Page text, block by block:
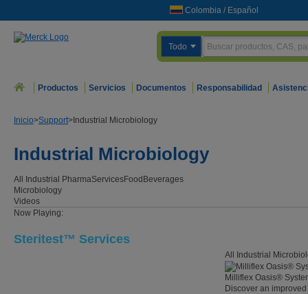
Colombia / Español
Todo
Productos Servicios Documentos Responsabilidad
Inicio>Support> Industrial Microbiology
Industrial Microbiology
All Industrial
Microbiology
Videos
PharmaServicesFood Beverages
Now Playing:
Steritest™ Services
All Industrial
Milliflex Oasis®
Discover an